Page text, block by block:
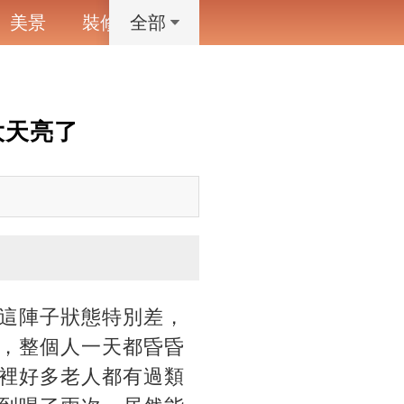
美景 裝修 寵物
全部
亮了
陣子狀態特別差，
整個人一天都昏昏
好多老人都有過類